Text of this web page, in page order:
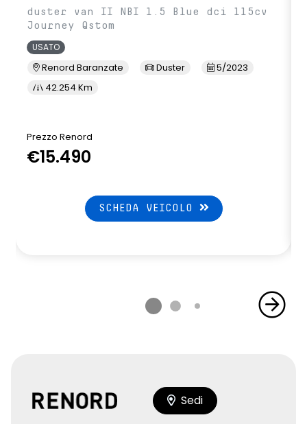
duster van II NBI 1.5 Blue dci 115cv
Journey Qstom
USATO
Renord Baranzate Duster
5/2023
42.254 Km
Prezzo Renord
€15.490
SCHEDA VEICOLO
Sedi